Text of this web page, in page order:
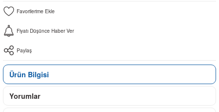
Fiyatı Düşünce Haber Ver
Paylaş
Ürün Bilgisi
Yorumlar